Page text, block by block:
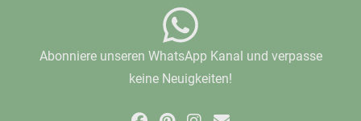
Abonniere unseren WhatsApp Kanal und verpasse
keine Neuigkeiten!